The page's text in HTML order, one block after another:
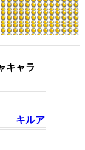
キャラ
キルア